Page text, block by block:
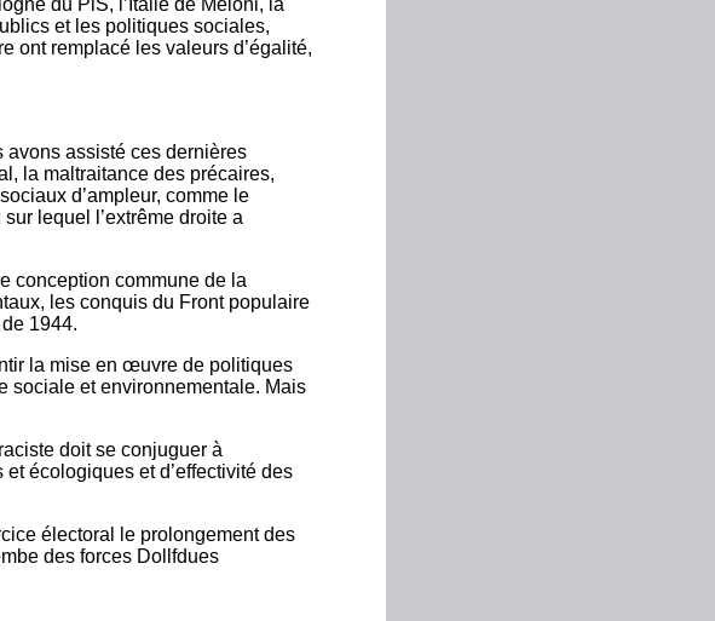
du PiS, l’Italie de Meloni, la
et les politiques sociales,
ont remplacé les valeurs d’égalité,
avons assisté ces dernières
la maltraitance des précaires,
d’ampleur, comme le
lequel l’extrême droite a
conception commune de la
les conquis du Front populaire
1944.
la mise en œuvre de politiques
sociale et environnementale. Mais
doit se conjuguer à
et écologiques et d’effectivité des
électoral le prolongement des
des forces Dollfdues